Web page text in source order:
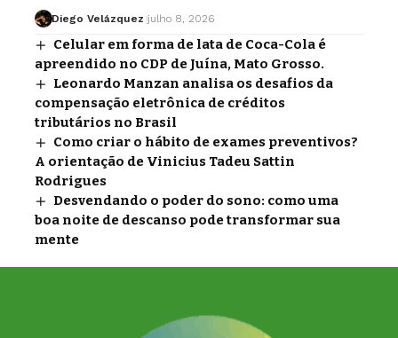
Diego Velázquez julho 8, 2026
Celular em forma de lata de Coca-Cola é
apreendido no CDP de Juína, Mato Grosso.
Leonardo Manzan analisa os desafios da
compensação eletrônica de créditos
tributários no Brasil
Como criar o hábito de exames preventivos?
A orientação de Vinicius Tadeu Sattin
Rodrigues
Desvendando o poder do sono: como uma
boa noite de descanso pode transformar sua
mente